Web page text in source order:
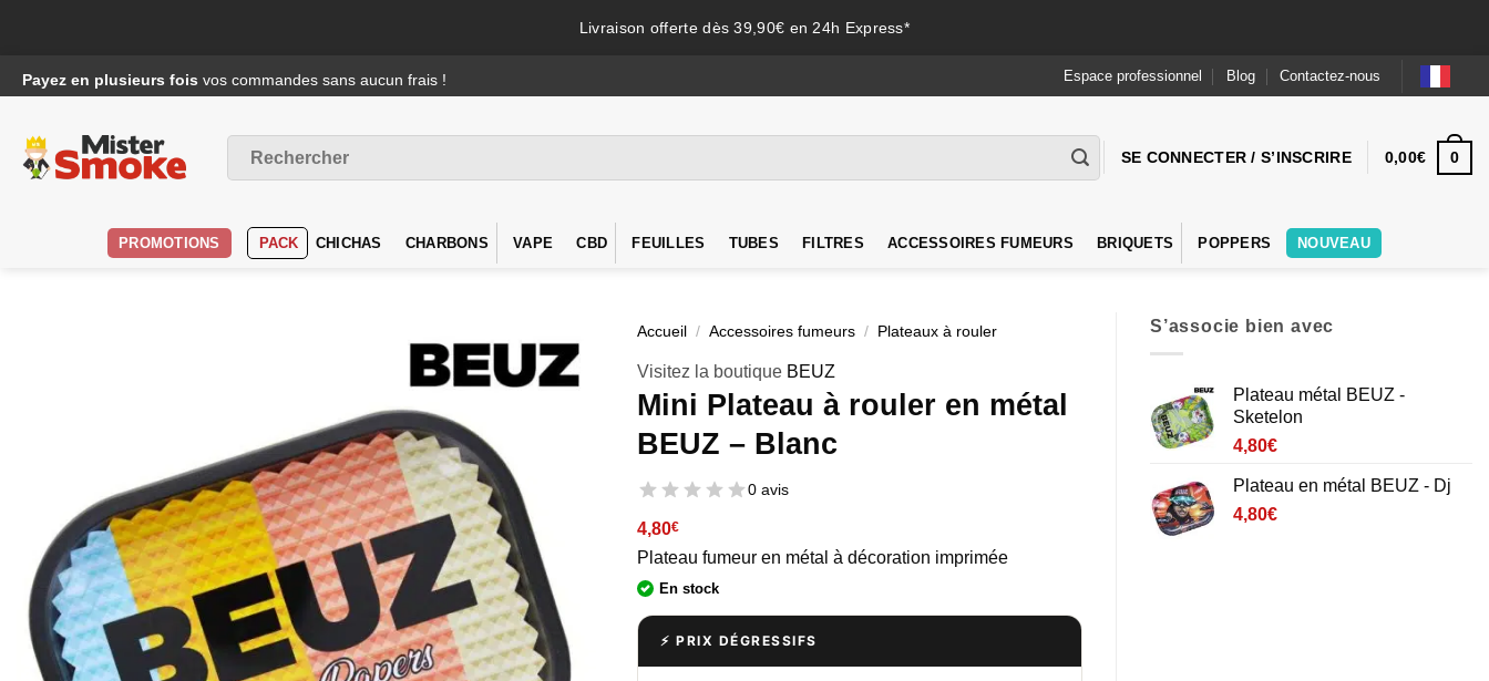
Livraison offerte dès 39,90€ en 24h Express*
au
Payez en plusieurs fois vos commandes sans aucun frais ! Espace professionnel Blog Contactez-nous
pour :
SE CONNECTER / S’INSCRIRE 0,00€ 0
PROMOTIONS PACK CHICHAS CHARBONS VAPE CBD FEUILLES TUBES FILTRES ACCESSOIRES FUMEURS BRIQUETS POPPERS NOUVEAU
Accueil / Accessoires fumeurs / Plateaux à rouler
Visitez la boutique BEUZ
Mini Plateau à rouler en métal
BEUZ – Blanc
0 avis
4,80€
Plateau fumeur en métal à décoration imprimée
En stock
⚡ PRIX DÉGRESSIFS
S’associe bien avec
Plateau métal BEUZ -
Sketelon
4,80€
Plateau en métal BEUZ - Dj
4,80€